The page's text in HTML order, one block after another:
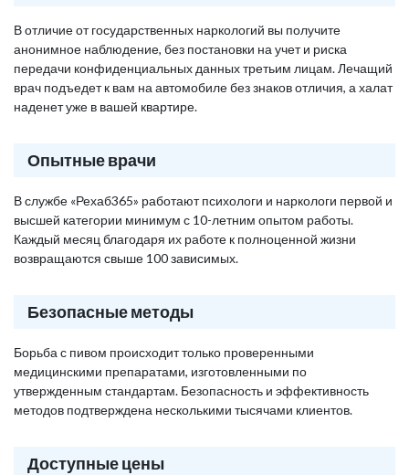
В отличие от государственных наркологий вы получите
анонимное наблюдение, без постановки на учет и риска
передачи конфиденциальных данных третьим лицам. Лечащий
врач подъедет к вам на автомобиле без знаков отличия, а халат
наденет уже в вашей квартире.
Опытные врачи
В службе «Рехаб365» работают психологи и наркологи первой и
высшей категории минимум с 10-летним опытом работы.
Каждый месяц благодаря их работе к полноценной жизни
возвращаются свыше 100 зависимых.
Безопасные методы
Борьба с пивом происходит только проверенными
медицинскими препаратами, изготовленными по
утвержденным стандартам. Безопасность и эффективность
методов подтверждена несколькими тысячами клиентов.
Доступные цены